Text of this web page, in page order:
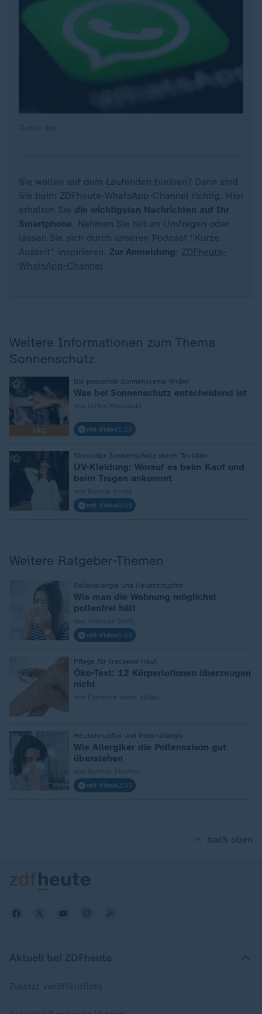
Sie wollen auf dem Laufenden bleiben? Dann sind
Sie beim ZDFheute-WhatsApp-Channel richtig. Hier
erhalten Sie die wichtigsten Nachrichten auf Ihr
Smartphone. Nehmen Sie teil an Umfragen oder
lassen Sie sich durch unseren Podcast "Kurze
Auszeit" inspirieren. Zur Anmeldung : ZDFheute-
WhatsApp-Channel.
Weitere Informationen zum Thema
Sonnenschutz
FAQ
Die passende Sonnencreme finden
Was bei Sonnenschutz entscheidend ist
mit Video 1:21
Sinnvoller Sonnenschutz durch Textilien
:
UV-Kleidung: Worauf es beim Kauf und
beim Tragen ankommt
mit Video6:01
Weitere Ratgeber-Themen
Pollenallergie und Heuschnupfen
Wie man die Wohnung möglichst
pollenfrei hält
mit Video5:44
Pflege für trockene Haut
Öko-Test: 12 Körperlotionen überzeugen
nicht
Heuschnupfen und Pollenallergie
Wie Allergiker die Pollensaison gut
überstehen
mit Video2:33
nach oben